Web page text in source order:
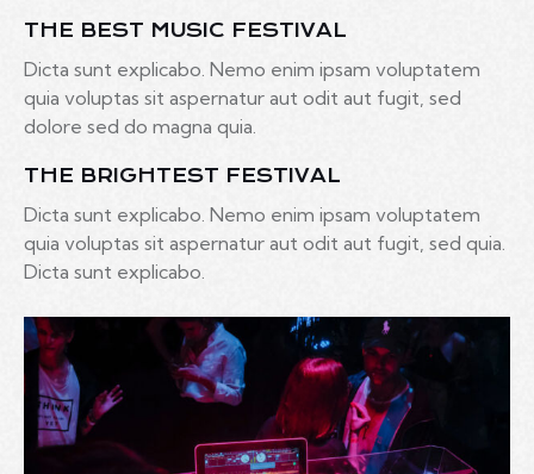
THE BEST MUSIC FESTIVAL
Dicta sunt explicabo. Nemo enim ipsam voluptatem
quia voluptas sit aspernatur aut odit aut fugit, sed
dolore sed do magna quia.
THE BRIGHTEST FESTIVAL
Dicta sunt explicabo. Nemo enim ipsam voluptatem
quia voluptas sit aspernatur aut odit aut fugit, sed quia.
Dicta sunt explicabo.